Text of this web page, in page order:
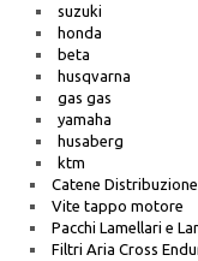
suzuki
honda
beta
husqvarna
gas gas
yamaha
husaberg
ktm
Catene Distribuzione
Vite tappo motore
Pacchi Lamellari e
Filtri Aria Cross